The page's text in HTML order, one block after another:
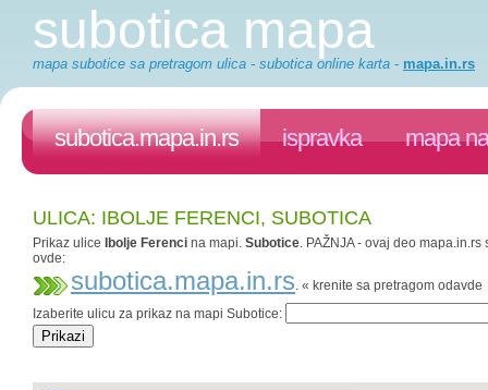
subotica mapa
mapa subotice sa pretragom ulica - subotica online karta - mapa.in.rs
subotica.mapa.in.rs ispravka mapa
ULICA: IBOLJE FERENCI, SUBOTICA
Prikaz ulice Ibolje Ferenci na mapi. Subotice. PAŽNJA - ovaj deo
ovde:
subotica.mapa.in.rs. « krenite sa pretragom odavde
Izaberite ulicu za prikaz na mapi Subotice: